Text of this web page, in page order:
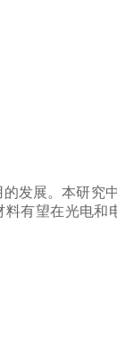
发展。本研究
料有望在光电和